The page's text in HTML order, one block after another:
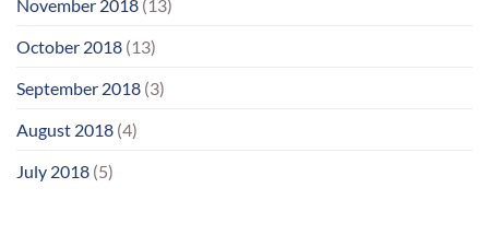
November 2018 (13)
October 2018 (13)
September 2018 (3)
August 2018 (4)
July 2018 (5)